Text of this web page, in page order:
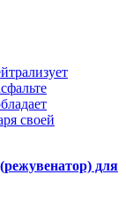
своей
для